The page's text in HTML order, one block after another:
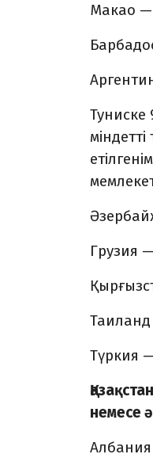
Макао —
Туниске
Грузия
Таиланд
Түркия
немесе
Албания